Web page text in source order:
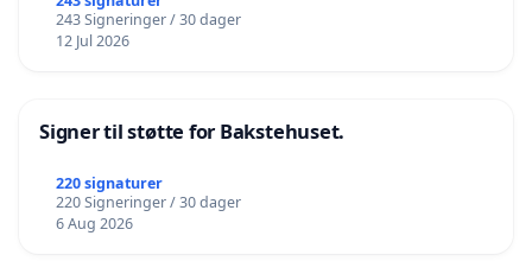
243 Signeringer / 30 dager
12 Jul 2026
Signer til støtte for Bakstehuset.
220 signaturer
220 Signeringer / 30 dager
6 Aug 2026